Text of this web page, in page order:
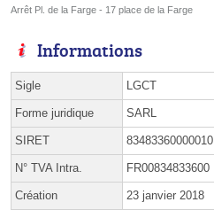
Arrêt Pl. de la Farge - 17 place de la Farge
Informations
Sigle LGCT
Forme juridique SARL
SIRET 83483360000010
N° TVA Intra. FR00834833600
Création 23 janvier 2018